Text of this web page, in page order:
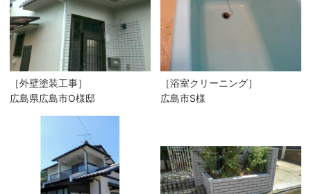
［外壁塗装工事］
広島県広島市O様邸
［浴室クリーニング］
広島市S様